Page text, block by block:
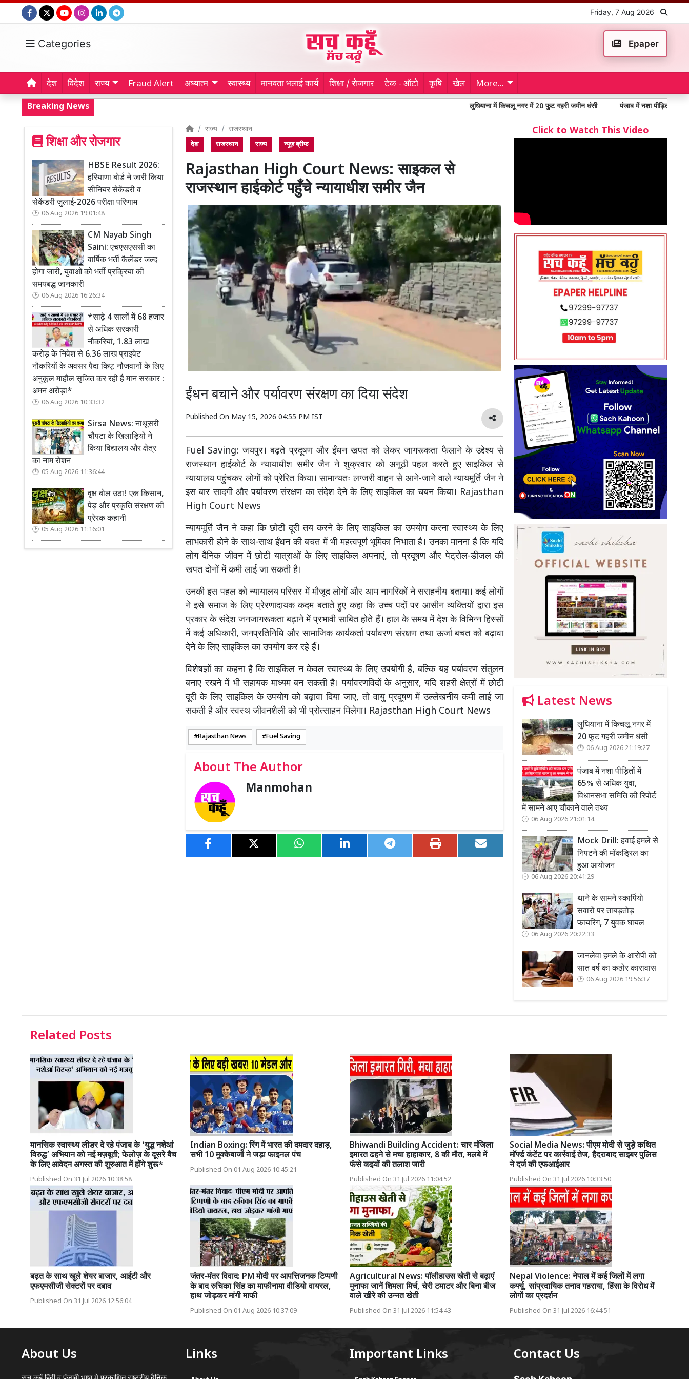
Friday, 7 Aug 2026
Categories Epaper
देश विदेश राज्य Fraud Alert अध्यात्म स्वास्थ्य मानवता भलाई कार्य शिक्षा / रोजगार टेक - ऑटो कृषि खेल More...
Breaking News लुधियाना में किचलू नगर में 20 फुट गहरी जमीन धंसी पंजाब में नशा पीड़ितों में 65% से अधिक
शिक्षा और रोजगार
HBSE Result 2026:
हरियाणा बोर्ड ने जारी किया
सीनियर सेकेंडरी व
सेकेंडरी जुलाई-2026 परीक्षा परिणाम
06 Aug 2026 19:01:48
CM Nayab Singh
Saini: एचएसएससी का
वार्षिक भर्ती कैलेंडर जल्द
होगा जारी, युवाओं को भर्ती प्रक्रिया की
समयबद्ध जानकारी
06 Aug 2026 16:26:34
*साढ़े 4 सालों में 68 हजार
से अधिक सरकारी
नौकरियां, 1.83 लाख
करोड़ के निवेश से 6.36 लाख प्राइवेट
नौकरियों के अवसर पैदा किए: नौजवानों के लिए
अनुकूल माहौल सृजित कर रही है मान सरकार :
अमन अरोड़ा*
06 Aug 2026 10:33:32
Sirsa News: नाथूसरी
चौपटा के खिलाड़ियों ने
किया विद्यालय और क्षेत्र
का नाम रोशन
05 Aug 2026 11:36:44
वृक्ष बोल उठा! एक किसान,
पेड़ और प्रकृति संरक्षण की
प्रेरक कहानी
05 Aug 2026 11:16:01
राज्य राजस्थान
देश राजस्थान राज्य न्यूज़ ब्रीफ
Rajasthan High Court News: साइकल से
राजस्थान हाईकोर्ट पहुँचे न्यायाधीश समीर जैन
ईंधन बचाने और पर्यावरण संरक्षण का दिया संदेश
Published On May 15, 2026 04:55 PM IST
Fuel Saving: जयपुर। बढ़ते प्रदूषण और ईंधन खपत को लेकर जागरूकता फैलाने के उद्देश्य से
राजस्थान हाईकोर्ट के न्यायाधीश समीर जैन ने शुक्रवार को अनूठी पहल करते हुए साइकिल से
न्यायालय पहुंचकर लोगों को प्रेरित किया। सामान्यतः लग्जरी वाहन से आने-जाने वाले न्यायमूर्ति जैन ने
इस बार सादगी और पर्यावरण संरक्षण का संदेश देने के लिए साइकिल का चयन किया। Rajasthan
High Court News
न्यायमूर्ति जैन ने कहा कि छोटी दूरी तय करने के लिए साइकिल का उपयोग करना स्वास्थ्य के लिए
लाभकारी होने के साथ-साथ ईंधन की बचत में भी महत्वपूर्ण भूमिका निभाता है। उनका मानना है कि यदि
लोग दैनिक जीवन में छोटी यात्राओं के लिए साइकिल अपनाएं, तो प्रदूषण और पेट्रोल-डीजल की
खपत दोनों में कमी लाई जा सकती है।
उनकी इस पहल को न्यायालय परिसर में मौजूद लोगों और आम नागरिकों ने सराहनीय बताया। कई लोगों
ने इसे समाज के लिए प्रेरणादायक कदम बताते हुए कहा कि उच्च पदों पर आसीन व्यक्तियों द्वारा इस
प्रकार के संदेश जनजागरूकता बढ़ाने में प्रभावी साबित होते हैं। हाल के समय में देश के विभिन्न हिस्सों
में कई अधिकारी, जनप्रतिनिधि और सामाजिक कार्यकर्ता पर्यावरण संरक्षण तथा ऊर्जा बचत को बढ़ावा
देने के लिए साइकिल का उपयोग कर रहे हैं।
विशेषज्ञों का कहना है कि साइकिल न केवल स्वास्थ्य के लिए उपयोगी है, बल्कि यह पर्यावरण संतुलन
बनाए रखने में भी सहायक माध्यम बन सकती है। पर्यावरणविदों के अनुसार, यदि शहरी क्षेत्रों में छोटी
दूरी के लिए साइकिल के उपयोग को बढ़ावा दिया जाए, तो वायु प्रदूषण में उल्लेखनीय कमी लाई जा
सकती है और स्वस्थ जीवनशैली को भी प्रोत्साहन मिलेगा। Rajasthan High Court News
Rajasthan News Fuel Saving
About The Author
Manmohan
Click to Watch This Video
Latest News
लुधियाना में किचलू नगर में
20 फुट गहरी जमीन धंसी
06 Aug 2026 21:19:27
पंजाब में नशा पीड़ितों में
65% से अधिक युवा,
विधानसभा समिति की रिपोर्ट
में सामने आए चौंकाने वाले तथ्य
06 Aug 2026 21:01:14
Mock Drill: हवाई हमले से
निपटने की मॉकड्रिल का
हुआ आयोजन
06 Aug 2026 20:41:29
थाने के सामने स्कार्पियो
सवारों पर ताबड़तोड़
फायरिंग, 7 युवक घायल
06 Aug 2026 20:22:33
जानलेवा हमले के आरोपी को
सात वर्ष का कठोर कारावास
06 Aug 2026 19:56:37
Related Posts
मानसिक स्वास्थ्य लीडर दे रहे पंजाब के ‘युद्ध नशेआं
विरुद्ध’ अभियान को नई मज़बूती; फेलोज़ के दूसरे बैच
के लिए आवेदन अगस्त की शुरुआत में होंगे शुरू*
Published On 31 Jul 2026 10:38:58
Indian Boxing: रिंग में भारत की दमदार दहाड़,
सभी 10 मुक्केबाजों ने जड़ा फाइनल पंच
Published On 01 Aug 2026 10:45:21
Bhiwandi Building Accident: चार मंजिला
इमारत ढहने से मचा हाहाकार, 8 की मौत, मलबे में
फंसे कइयों की तलाश जारी
Published On 31 Jul 2026 11:04:52
Social Media News: पीएम मोदी से जुड़े कथित
मॉर्फ्ड कंटेंट पर कार्रवाई तेज, हैदराबाद साइबर पुलिस
ने दर्ज की एफआईआर
Published On 31 Jul 2026 10:33:50
बढ़त के साथ खुले शेयर बाजार, आईटी और
एफएमसीजी सेक्टरों पर दबाव
Published On 31 Jul 2026 12:56:04
जंतर-मंतर विवाद: PM मोदी पर आपत्तिजनक टिप्पणी
के बाद रुचिका सिंह का माफीनामा वीडियो वायरल,
हाथ जोड़कर मांगी माफी
Published On 01 Aug 2026 10:37:09
Agricultural News: पॉलीहाउस खेती से बढ़ाएं
मुनाफा जानें शिमला मिर्च, चेरी टमाटर और बिना बीज
वाले खीरे की उन्नत खेती
Published On 31 Jul 2026 11:54:43
Nepal Violence: नेपाल में कई जिलों में लगा
कर्फ्यू, सांप्रदायिक तनाव गहराया, हिंसा के विरोध में
लोगों का प्रदर्शन
Published On 31 Jul 2026 16:44:51
About Us Links Important Links Contact Us